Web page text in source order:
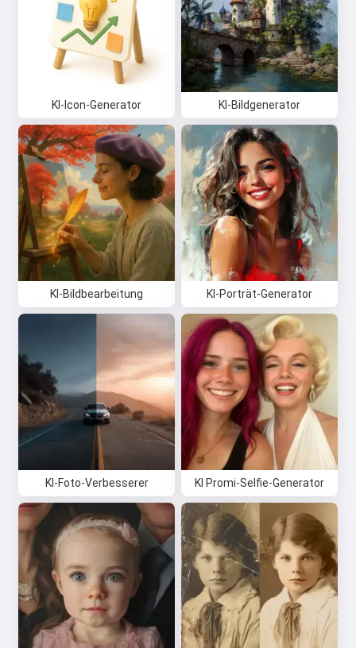
KI-Icon-Generator KI-Bildgenerator
KI-Bildbearbeitung KI-Porträt-Generator
KI-Foto-Verbesserer KI Promi-Selfie-Generator